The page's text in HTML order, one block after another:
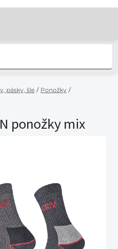
pásky, šle / Ponožky /
ponožky mix